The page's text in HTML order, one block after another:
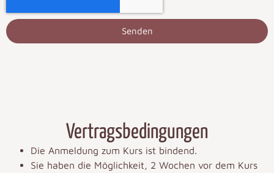
Senden
Vertragsbedingungen
Die Anmeldung zum Kurs ist bindend.
Sie haben die Möglichkeit, 2 Wochen vor dem Kurs